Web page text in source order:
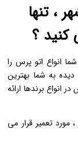
، تنها
کنید ؟
انواع اتو پرس را
به شما بهترین
انواع برندها ارائه
مورد تعمیر قرار می